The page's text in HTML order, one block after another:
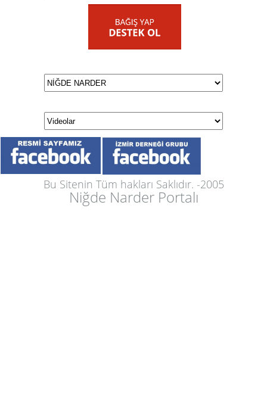
Bu Sitenin Tüm hakları Saklıdır. -2005
Niğde Narder Portalı